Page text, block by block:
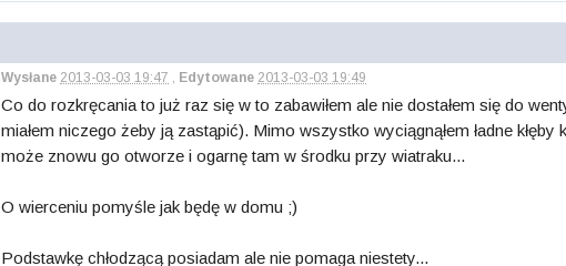
Wysłane 2013-03-03 19:47 , Edytowane 2013-03-03 19:49
Co do rozkręcania to już raz się w to zabawiłem ale nie dostałem się do
miałem niczego żeby ją zastąpić). Mimo wszystko wyciągnąłem ładne
może znowu go otworze i ogarnę tam w środku przy wiatraku...
O wierceniu pomyśle jak będę w domu ;)
Podstawkę chłodzącą posiadam ale nie pomaga niestety...